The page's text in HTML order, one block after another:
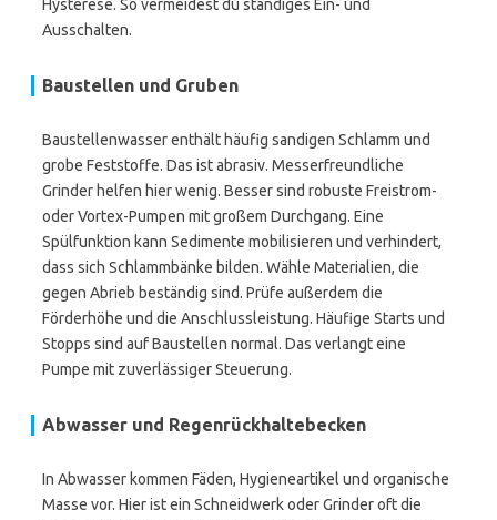
Hysterese. So vermeidest du ständiges Ein- und
Ausschalten.
Baustellen und Gruben
Baustellenwasser enthält häufig sandigen Schlamm und
grobe Feststoffe. Das ist abrasiv. Messerfreundliche
Grinder helfen hier wenig. Besser sind robuste Freistrom-
oder Vortex-Pumpen mit großem Durchgang. Eine
Spülfunktion kann Sedimente mobilisieren und verhindert,
dass sich Schlammbänke bilden. Wähle Materialien, die
gegen Abrieb beständig sind. Prüfe außerdem die
Förderhöhe und die Anschlussleistung. Häufige Starts und
Stopps sind auf Baustellen normal. Das verlangt eine
Pumpe mit zuverlässiger Steuerung.
Abwasser und Regenrückhaltebecken
In Abwasser kommen Fäden, Hygieneartikel und organische
Masse vor. Hier ist ein Schneidwerk oder Grinder oft die